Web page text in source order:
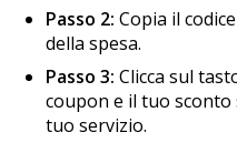
Passo 2: Copia il
della spesa.
Passo 3: Clicca sul
coupon e il tuo sconto
tuo servizio.